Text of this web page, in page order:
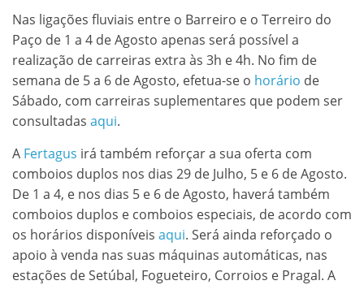
Nas ligações fluviais entre o Barreiro e o Terreiro do
Paço de 1 a 4 de Agosto apenas será possível a
realização de carreiras extra às 3h e 4h. No fim de
semana de 5 a 6 de Agosto, efetua-se o horário de
Sábado, com carreiras suplementares que podem ser
consultadas aqui.
A Fertagus irá também reforçar a sua oferta com
comboios duplos nos dias 29 de Julho, 5 e 6 de Agosto.
De 1 a 4, e nos dias 5 e 6 de Agosto, haverá também
comboios duplos e comboios especiais, de acordo com
os horários disponíveis aqui. Será ainda reforçado o
apoio à venda nas suas máquinas automáticas, nas
estações de Setúbal, Fogueteiro, Corroios e Pragal. A